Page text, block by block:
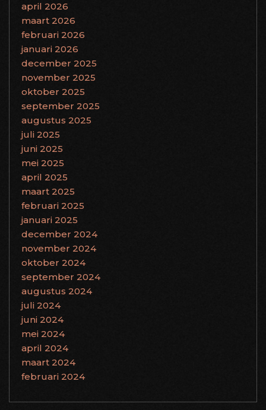
april 2026
maart 2026
februari 2026
januari 2026
december 2025
november 2025
oktober 2025
september 2025
augustus 2025
juli 2025
juni 2025
mei 2025
april 2025
maart 2025
februari 2025
januari 2025
december 2024
november 2024
oktober 2024
september 2024
augustus 2024
juli 2024
juni 2024
mei 2024
april 2024
maart 2024
februari 2024